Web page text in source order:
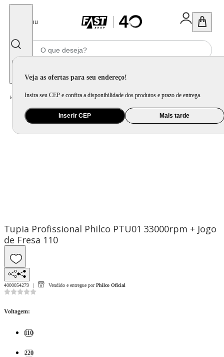
Menu
Veja as ofertas para seu endereço!
Insira seu CEP e confira a disponibilidade dos produtos e prazo de entrega.
Inserir CEP Mais tarde
Home Ferramenta e Jardim / Ferramenta Elétrica / Tupia Profissional Philco PTU01 33000rpm + Jogo de Fresa
Tupia Profissional Philco PTU01 33000rpm + Jogo
de Fresa 110
4000054279 Vendido e entregue por Philco Oficial
Voltagem:
110
220